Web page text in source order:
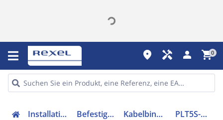
place handyman person shopping_cart0
Installation Befestigen Kabelbinder PLT5S-M2